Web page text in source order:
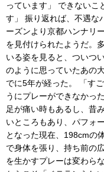
っています」 できないこ
す」 振り返れば、不遇な
ーズンより京都ハンナリ
を見付けられたようだ。
いる姿を見ると、ついつ
のように思っていたあの
でに5年が経った。 「す
うにプレーができなかっ
足が痛い時もあるし、昔
いところもあり、パフォ
となった現在、198cmの
で身体を張り、持ち前の
を生かすプレーは変わら